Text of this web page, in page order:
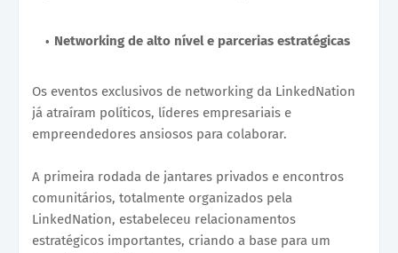
Networking de alto nível e parcerias estratégicas
Os eventos exclusivos de networking da LinkedNation
já atraíram políticos, líderes empresariais e
empreendedores ansiosos para colaborar.
A primeira rodada de jantares privados e encontros
comunitários, totalmente organizados pela
LinkedNation, estabeleceu relacionamentos
estratégicos importantes, criando a base para um